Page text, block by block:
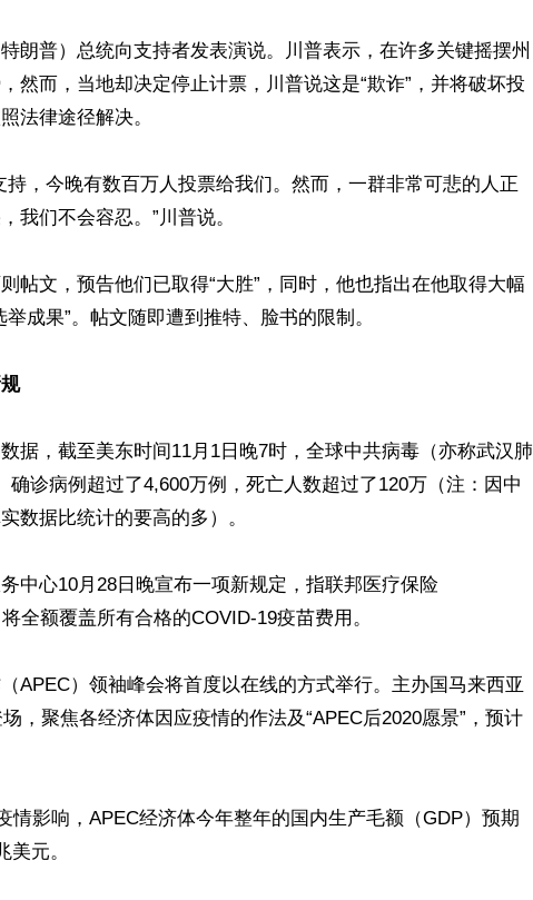
朗普）总统向支持者发表演说。川普表示，在许多关键摇摆州
然而，当地却决定停止计票，川普说这是“欺诈”，并将破坏投
法律途径解决。
持，今晚有数百万人投票给我们。然而，一群非常可悲的人正
我们不会容忍。”川普说。
帖文，预告他们已取得“大胜”，同时，他也指出在他取得大幅
成果”。帖文随即遭到推特、脸书的限制。
据，截至美东时间11月1日晚7时，全球中共病毒（亦称武汉肺
确诊病例超过了4,600万例，死亡人数超过了120万（注：因中
数据比统计的要高的多）。
中心10月28日晚宣布一项新规定，指联邦医疗保险
全额覆盖所有合格的COVID-19疫苗费用。
APEC）领袖峰会将首度以在线的方式举行。主办国马来西亚
，聚焦各经济体因应疫情的作法及“APEC后2020愿景”，预计
情影响，APEC经济体今年整年的国内生产毛额（GDP）预期
元。